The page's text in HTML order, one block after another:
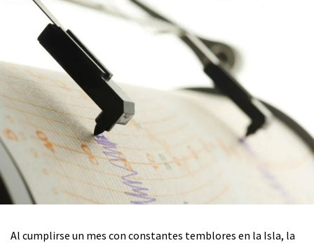
Al cumplirse un mes con constantes temblores en la Isla, la